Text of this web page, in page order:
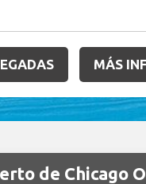
MÁS
de Chicago